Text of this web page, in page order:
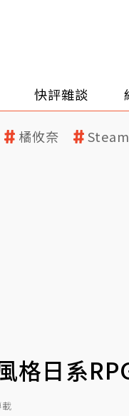
快評雜談
橘攸奈
格日系